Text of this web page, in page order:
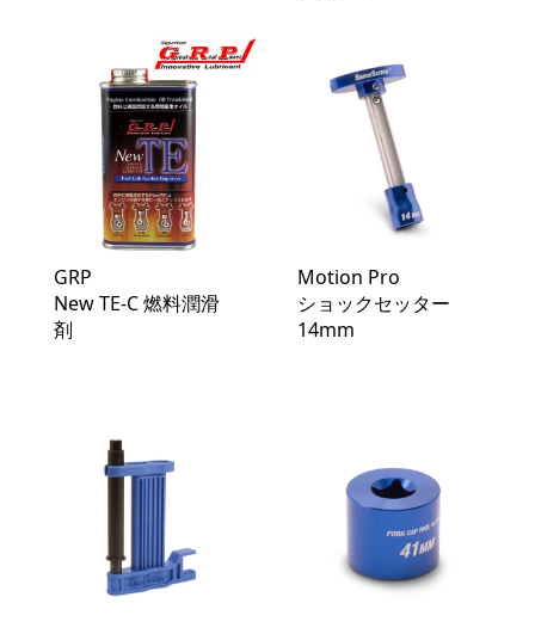
GRP
New TE-C 燃料潤滑
剤
Motion Pro
ショックセッター
14mm